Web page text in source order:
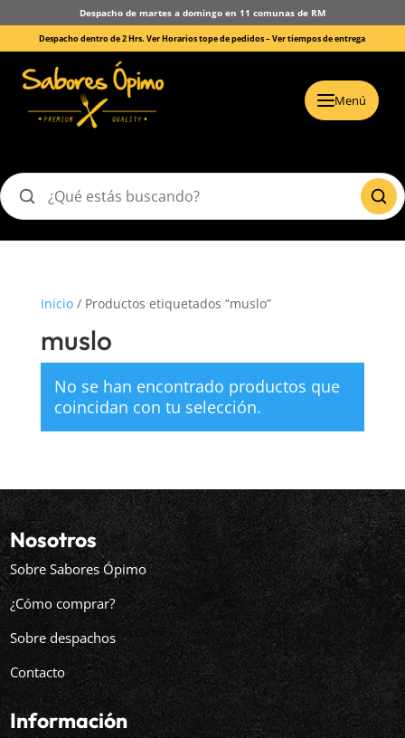
Despacho de martes a domingo en 11 comunas de RM
Despacho dentro de 2 Hrs. Ver Horarios tope de pedidos –Ver tiempos de entrega
Menú
Buscar
Inicio/ Productos etiquetados “muslo”
muslo
No se han encontrado productos que
coincidan con tu selección.
Nosotros
Sobre Sabores Ópimo
¿Cómo comprar?
Sobre despachos
Contacto
Información